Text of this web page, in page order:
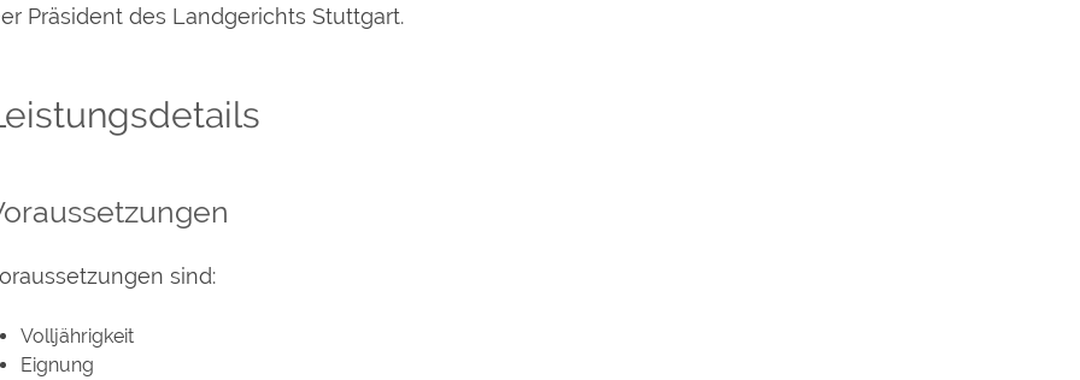
Präsident des Landgerichts Stuttgart.
sind:
Volljährigkeit
Eignung